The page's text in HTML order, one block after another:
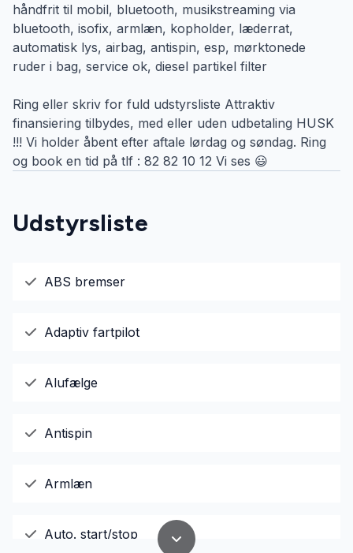
håndfrit til mobil, bluetooth, musikstreaming via
bluetooth, isofix, armlæn, kopholder, læderrat,
automatisk lys, airbag, antispin, esp, mørktonede
ruder i bag, service ok, diesel partikel filter
Ring eller skriv for fuld udstyrsliste Attraktiv
finansiering tilbydes, med eller uden udbetaling HUSK
!!! Vi holder åbent efter aftale lørdag og søndag. Ring
og book en tid på tlf : 82 82 10 12 Vi ses 😃
Udstyrsliste
ABS bremser
Adaptiv fartpilot
Alufælge
Antispin
Armlæn
Auto. start/stop